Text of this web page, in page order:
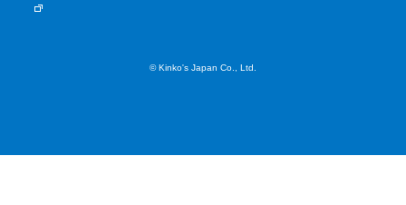
© Kinko's Japan Co., Ltd.